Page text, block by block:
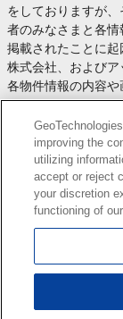
をしておりますが
者のみなさまと各
掲載されたことに
株式会社、およびア
各物件情報の内容
す。
お取引等（お取引
や契約条件等につ
身でご確認の上、
このコーナーへの
ョン等についての
します。
Copyright(c) At Home
はアットホーム（株）また
improving the
utilizing
accept or reject
your discretion
functioning of